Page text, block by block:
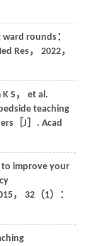
rounds：
Res， 2022，
K S ， et al .
teaching
［J］. Acad
to improve your
， 32（1）：